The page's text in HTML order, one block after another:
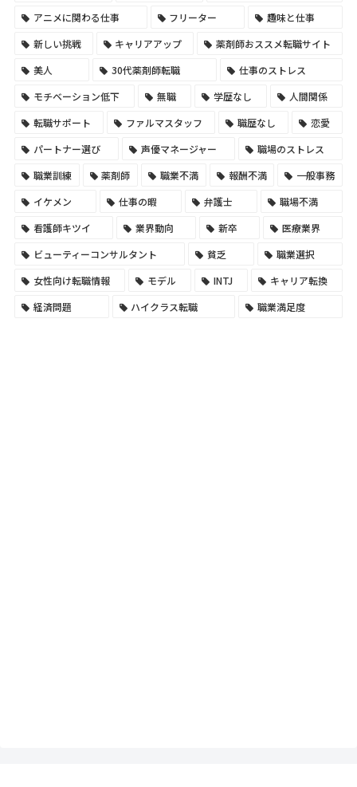
アニメに関わる仕事
フリーター
趣味と仕事
新しい挑戦
キャリアアップ
薬剤師おススメ転職サイト
美人
30代薬剤師転職
仕事のストレス
モチベーション低下
無職 学歴なし
人間関係
転職サポート
ファルマスタッフ 職歴なし
恋愛
パートナー選び
声優マネージャー
職場のストレス
職業訓練
薬剤師 職業不満 報酬不満
一般事務
イケメン
仕事の暇 弁護士
職場不満
看護師キツイ
業界動向 新卒
医療業界
ビューティーコンサルタント
貧乏
職業選択
女性向け転職情報
モデル INTJ
キャリア転換
経済問題
ハイクラス転職 職業満足度